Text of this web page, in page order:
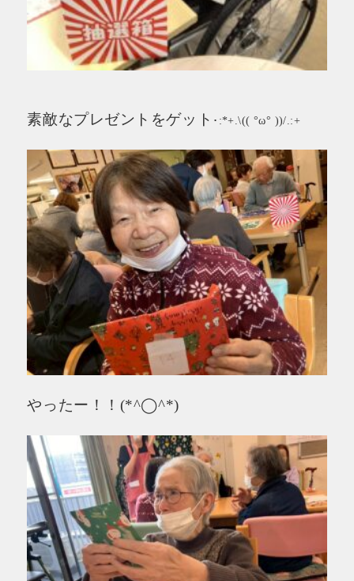
素敵なプレゼントをゲット ･:*+.\(( °ω° ))/.:+
やったー！！(*^◯^*)